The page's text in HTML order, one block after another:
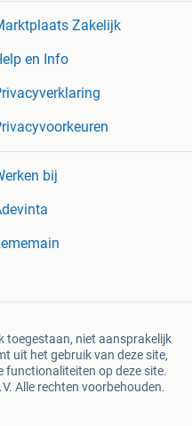
Zakelijk
en Info
bij
toegestaan, niet aansprakelijk
uit het gebruik van deze site,
op deze site.
Alle rechten voorbehouden.